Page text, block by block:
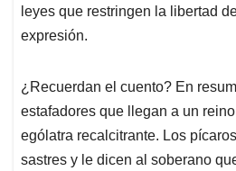
leyes que restringen la libertad
expresión.
¿Recuerdan el cuento? En
estafadores que llegan a un
ególatra recalcitrante. Los
sastres y le dicen al soberano